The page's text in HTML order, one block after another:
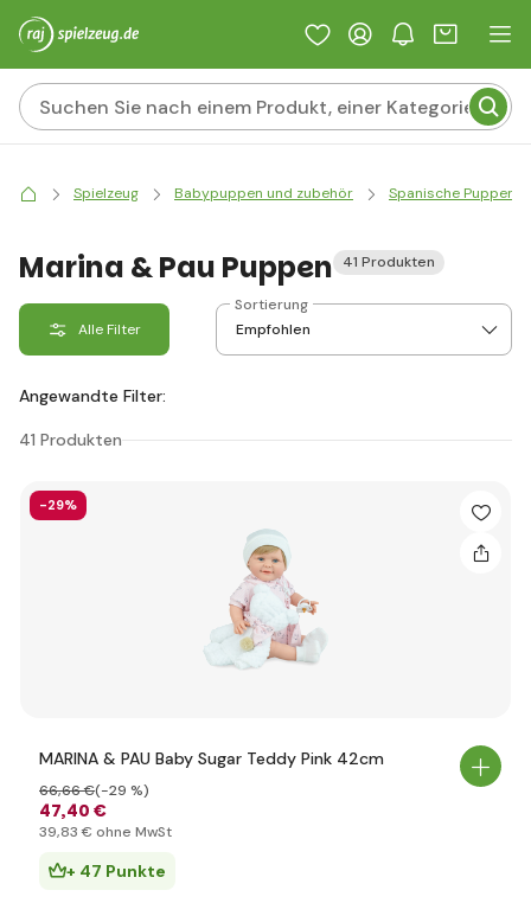
Spielzeug Babypuppen und zubehör Spanische Puppen
Marina & Pau Puppen 41 Produkten
Alle Filter
Sortierung
Angewandte Filter:
41 Produkten
-29%
MARINA & PAU Baby Sugar Teddy Pink 42cm
47,40 €
66,66 €(-29 %)
39,83 € ohne MwSt
+ 47 Punkte